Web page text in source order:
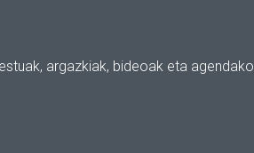
argazkiak, bideoak eta agendako